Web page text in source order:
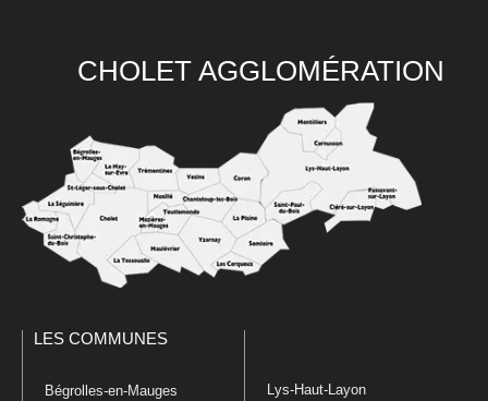
CHOLET AGGLOMÉRATION
LES COMMUNES
Bégrolles-en-Mauges Lys-Haut-Layon